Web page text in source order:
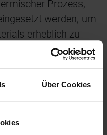
Über Cookies
Prozess,
werden, um
erheblich zu
für das Verfahren
bis 14 Prozent
Stärke enthält,
Volumen und ihre